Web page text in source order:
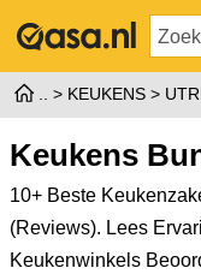
KEUKENS
Keukens
10+ Beste
(Reviews). Lees
Keukenwinkels